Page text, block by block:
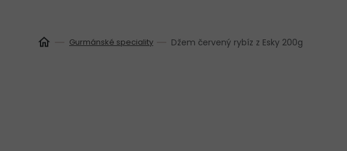
Gurmánské speciality Džem červený rybíz z Esky 200g